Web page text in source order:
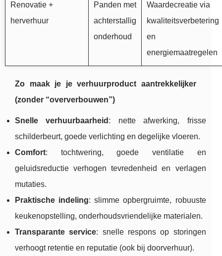
Renovatie +
herverhuur
Panden met
achterstallig
onderhoud
Waardecreatie via
kwaliteitsverbetering
en
energiemaatregelen
Zo maak je je verhuurproduct aantrekkelijker
(zonder “oververbouwen”)
Snelle verhuurbaarheid : nette afwerking, frisse
schilderbeurt, goede verlichting en degelijke vloeren.
Comfort: tochtwering, goede ventilatie en
geluidsreductie verhogen tevredenheid en verlagen
mutaties.
Praktische indeling: slimme opbergruimte, robuuste
keukenopstelling, onderhoudsvriendelijke materialen.
Transparante service: snelle respons op storingen
verhoogt retentie en reputatie (ook bij doorverhuur).